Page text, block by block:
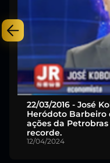
28/11/2011 - José
em 2011 em
fala sobre inflação
12/04/2024